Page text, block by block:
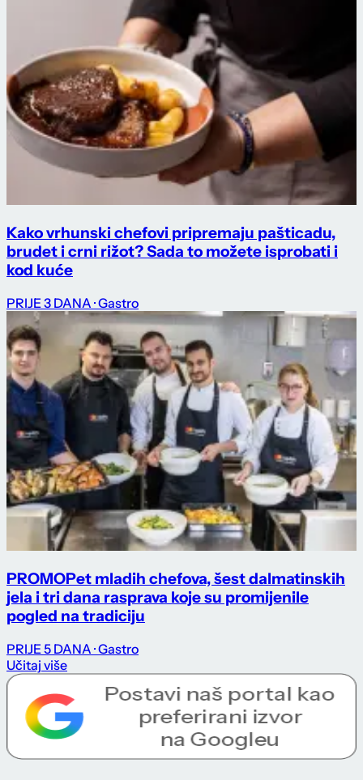
Kako vrhunski chefovi pripremaju pašticadu,
brudet i crni rižot? Sada to možete isprobati i
kod kuće
PRIJE 3 DANA · Gastro
PROMOPet mladih chefova, šest dalmatinskih
jela i tri dana rasprava koje su promijenile
pogled na tradiciju
PRIJE 5 DANA · Gastro
Učitaj više